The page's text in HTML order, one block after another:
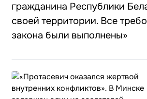
гражданина Республики
своей территории. Все
закона были выполнены»